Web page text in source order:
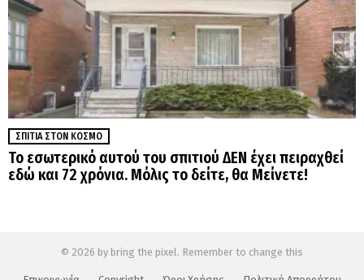
ΣΠΊΤΙΑ ΣΤΟΝ ΚΌΣΜΟ
Το εσωτερικό αυτού του σπιτιού ΔΕΝ έχει πειραχθεί
εδώ και 72 χρόνια. Μόλις το δείτε, θα Μείνετε!
© 2026 by bring the pixel. Remember to change this